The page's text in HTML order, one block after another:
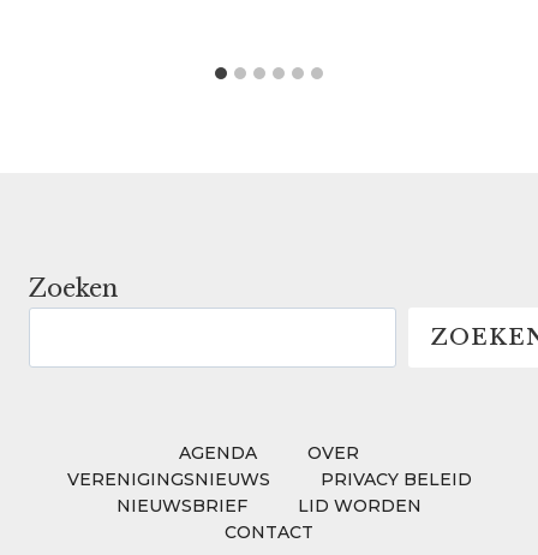
Zoeken
AGENDA
OVER
VERENIGINGSNIEUWS
PRIVACY BELEID
NIEUWSBRIEF
LID WORDEN
CONTACT